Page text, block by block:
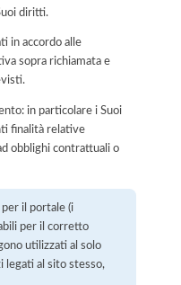
diritti.
in accordo alle
sopra richiamata e
in particolare i Suoi
finalità relative
obblighi contrattuali o
il portale (i
per il corretto
utilizzati al solo
legati al sito stesso,